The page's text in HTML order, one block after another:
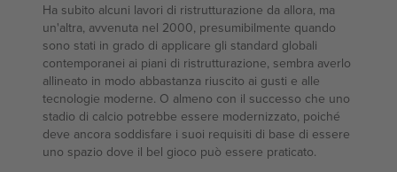
Ha subito alcuni lavori di ristrutturazione da allora, ma
un'altra, avvenuta nel 2000, presumibilmente quando
sono stati in grado di applicare gli standard globali
contemporanei ai piani di ristrutturazione, sembra averlo
allineato in modo abbastanza riuscito ai gusti e alle
tecnologie moderne. O almeno con il successo che uno
stadio di calcio potrebbe essere modernizzato, poiché
deve ancora soddisfare i suoi requisiti di base di essere
uno spazio dove il bel gioco può essere praticato.